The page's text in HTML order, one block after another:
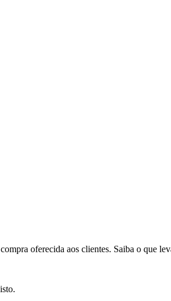
oferecida aos clientes. Saiba o que